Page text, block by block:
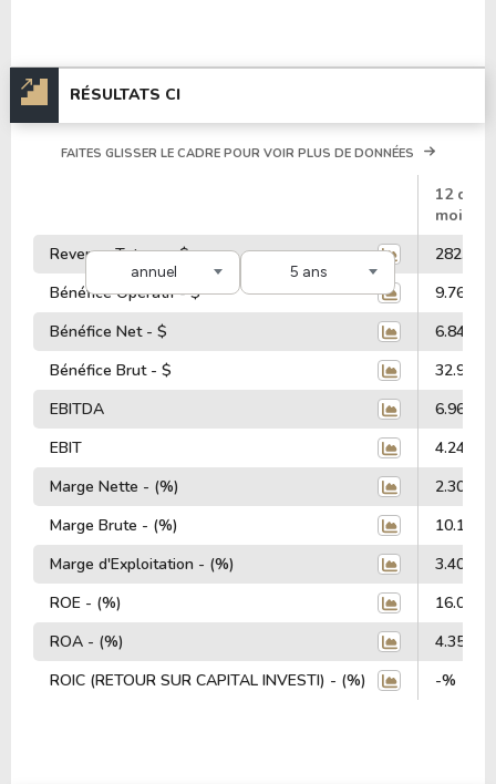
RÉSULTATS CI
annuel 5 ans
FAITES GLISSER LE CADRE POUR VOIR PLUS DE DONNÉES
12
mois
Revenus Totaux - $
282.38
Bénéfice Opératif - $
9.76
Bénéfice Net - $
6.84
Bénéfice Brut - $
32.93
EBITDA
6.96
EBIT
4.24
Marge Nette - (%)
2.30%
Marge Brute - (%)
10.11%
Marge d'Exploitation - (%)
3.40%
ROE - (%)
16.04%
ROA - (%)
4.35%
ROIC (RETOUR SUR CAPITAL INVESTI) - (%)
-%